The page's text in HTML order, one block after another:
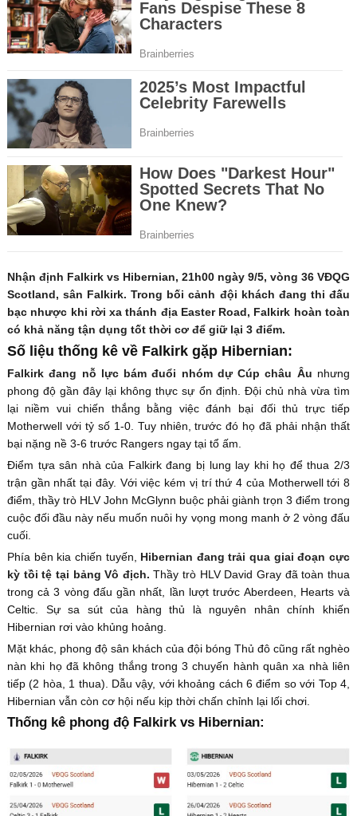
Nhận định Falkirk vs Hibernian, 21h00 ngày 9/5, vòng 36 VĐQG
Scotland, sân Falkirk. Trong bối cảnh đội khách đang thi đấu
bạc nhược khi rời xa thánh địa Easter Road, Falkirk hoàn toàn
có khả năng tận dụng tốt thời cơ để giữ lại 3 điểm.
Số liệu thống kê về Falkirk gặp Hibernian:
Falkirk đang nỗ lực bám đuổi nhóm dự Cúp châu Âu nhưng
phong độ gần đây lại không thực sự ổn định. Đội chủ nhà vừa tìm
lại niềm vui chiến thắng bằng việc đánh bại đối thủ trực tiếp
Motherwell với tỷ số 1-0. Tuy nhiên, trước đó họ đã phải nhận thất
bại nặng nề 3-6 trước Rangers ngay tại tổ ấm.
Điểm tựa sân nhà của Falkirk đang bị lung lay khi họ để thua 2/3
trận gần nhất tại đây. Với việc kém vị trí thứ 4 của Motherwell tới 8
điểm, thầy trò HLV John McGlynn buộc phải giành trọn 3 điểm trong
cuộc đối đầu này nếu muốn nuôi hy vọng mong manh ở 2 vòng đấu
cuối.
Phía bên kia chiến tuyến, Hibernian đang trải qua giai đoạn cực
kỳ tồi tệ tại bảng Vô địch. Thầy trò HLV David Gray đã toàn thua
trong cả 3 vòng đấu gần nhất, lần lượt trước Aberdeen, Hearts và
Celtic. Sự sa sút của hàng thủ là nguyên nhân chính khiến
Hibernian rơi vào khủng hoảng.
Mặt khác, phong độ sân khách của đội bóng Thủ đô cũng rất nghèo
nàn khi họ đã không thắng trong 3 chuyến hành quân xa nhà liên
tiếp (2 hòa, 1 thua). Dẫu vậy, với khoảng cách 6 điểm so với Top 4,
Hibernian vẫn còn cơ hội nếu kịp thời chấn chỉnh lại lối chơi.
Thống kê phong độ Falkirk vs Hibernian: